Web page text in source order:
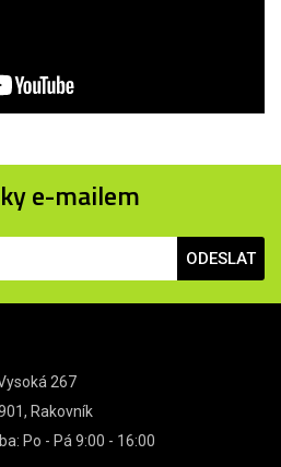
e-mailem
ODESLAT
267
Rakovník
Po - Pá 9:00 - 16:00